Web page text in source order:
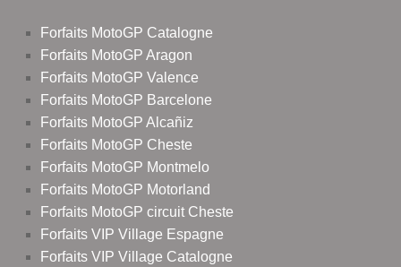
Forfaits MotoGP Catalogne
Forfaits MotoGP Aragon
Forfaits MotoGP Valence
Forfaits MotoGP Barcelone
Forfaits MotoGP Alcañiz
Forfaits MotoGP Cheste
Forfaits MotoGP Montmelo
Forfaits MotoGP Motorland
Forfaits MotoGP circuit Cheste
Forfaits VIP Village Espagne
Forfaits VIP Village Catalogne